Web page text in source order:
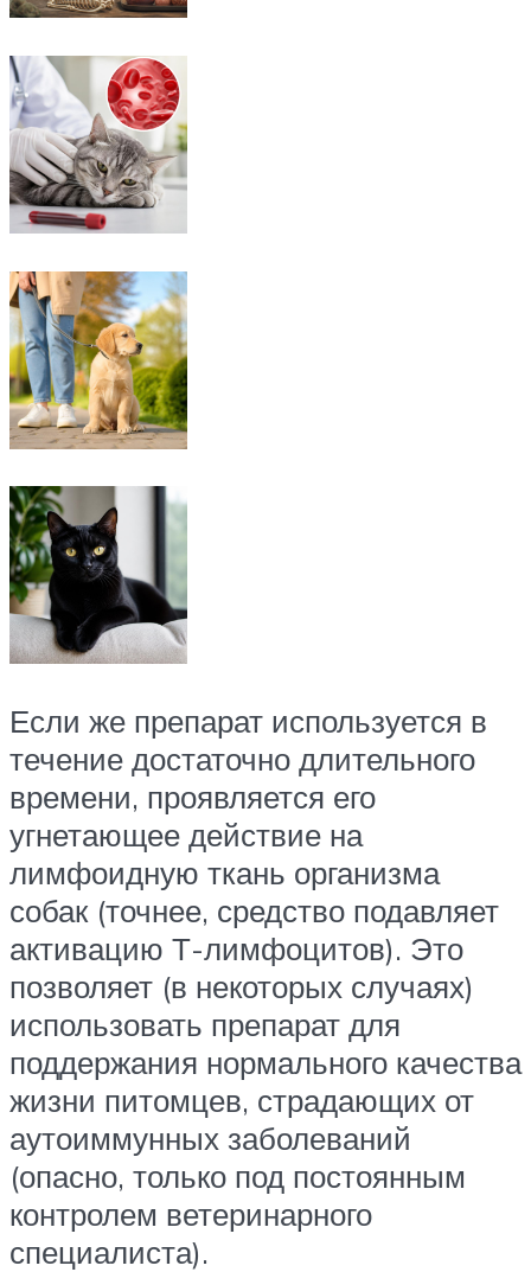
Если же препарат используется в
течение достаточно длительного
времени, проявляется его
угнетающее действие на
лимфоидную ткань организма
собак (точнее, средство подавляет
активацию Т-лимфоцитов). Это
позволяет (в некоторых случаях)
использовать препарат для
поддержания нормального качества
жизни питомцев, страдающих от
аутоиммунных заболеваний
(опасно, только под постоянным
контролем ветеринарного
специалиста).